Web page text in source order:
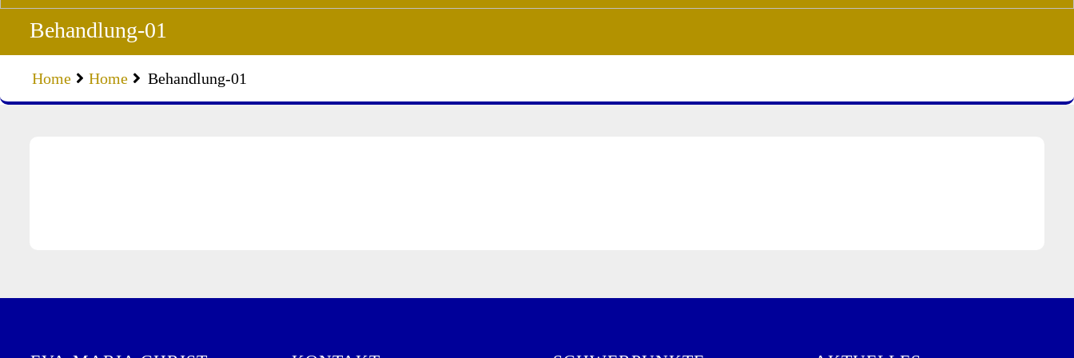
Behandlung-01
Home Home Behandlung-01